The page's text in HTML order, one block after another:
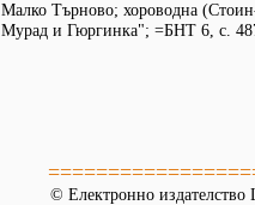
Малко Търново; хороводна
Мурад и Гюргинка"; =БНТ 6, с.
© Електронно издателство